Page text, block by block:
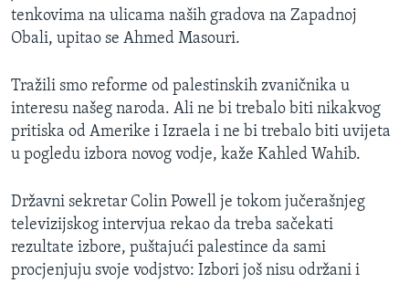
tenkovima na ulicama naših gradova na Zapadnoj
Obali, upitao se Ahmed Masouri.
Tražili smo reforme od palestinskih zvaničnika u
interesu našeg naroda. Ali ne bi trebalo biti nikakvog
pritiska od Amerike i Izraela i ne bi trebalo biti uvijeta
u pogledu izbora novog vodje, kaže Kahled Wahib.
Državni sekretar Colin Powell je tokom jučerašnjeg
televizijskog intervjua rekao da treba sačekati
rezultate izbore, puštajući palestince da sami
procjenjuju svoje vodjstvo: Izbori još nisu održani i